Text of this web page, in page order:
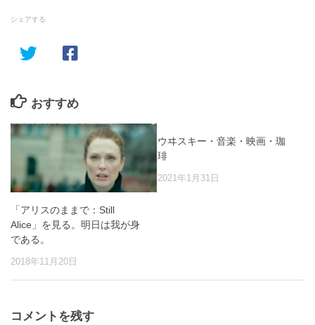
シェアする
おすすめ
「アリスのままで：Still
Alice」を見る。明日は我が身
である。
2018年11月20日
ウヰスキー・音楽・映画・珈
琲
2021年1月31日
コメントを残す